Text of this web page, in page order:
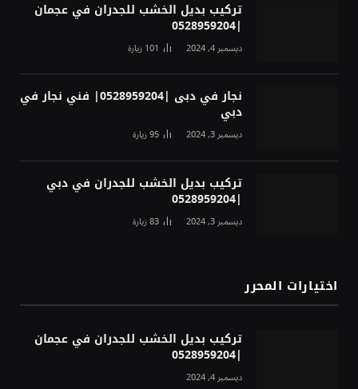
تركيب بديل الخشب للجدران في عجمان
|0528959204
ديسمبر 4, 2024 101زيارة
نجار في دبى |0528959204| فني نجار في
دبي
ديسمبر 3, 2024 95زيارة
تركيب بديل الخشب للجدران في دبي
|0528959204
ديسمبر 3, 2024 83زيارة
اختيارات المحرر
تركيب بديل الخشب للجدران في عجمان
|0528959204
ديسمبر 4, 2024